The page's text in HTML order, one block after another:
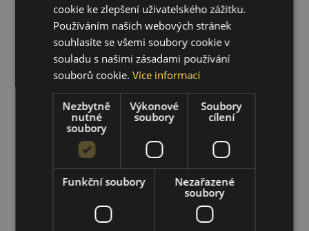
cookie ke zlepšení uživatelského zážitku.
Používáním našich webových stránek
souhlasíte se všemi soubory cookie v
souladu s našimi zásadami používání
souborů cookie.Více informací
Nezbytně
nutné
soubory
Výkonové
soubory
Soubory
cílení
Funkční soubory
Nezařazené
soubory